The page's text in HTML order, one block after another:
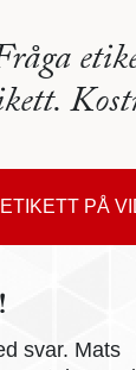
ETIKETT PÅ
svar. Mats